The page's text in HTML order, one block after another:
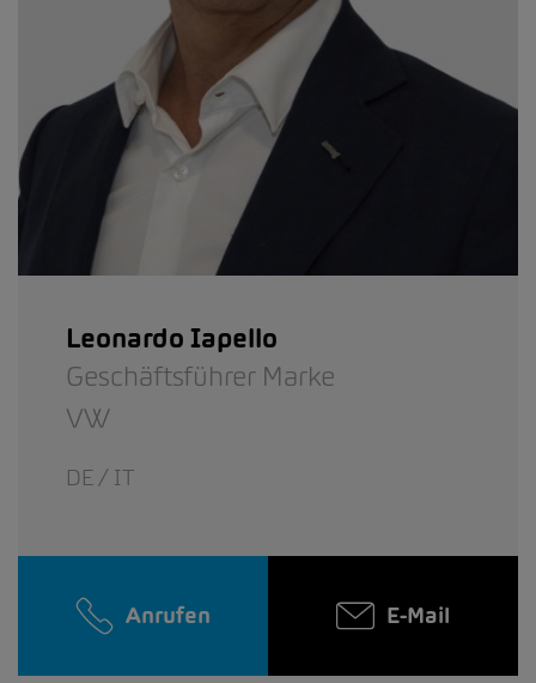
Leonardo Iapello
Geschäftsführer Marke
VW
DE / IT
Anrufen E-Mail